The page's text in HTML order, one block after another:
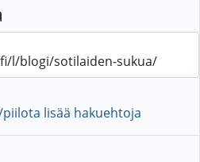
lisää hakuehtoja